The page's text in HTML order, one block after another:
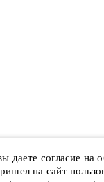
даете согласие на
на сайт